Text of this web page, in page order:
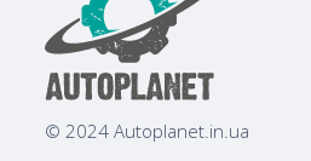
© 2024 Autoplanet.in.ua